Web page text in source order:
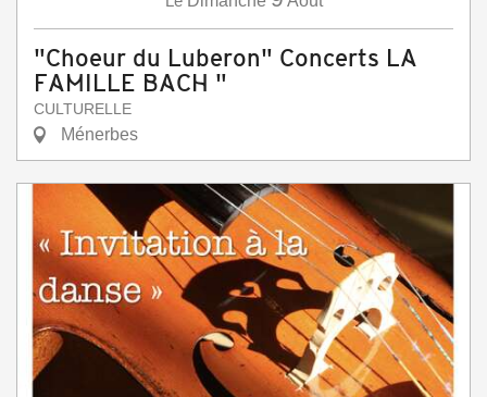
"Choeur du Luberon" Concerts LA
FAMILLE BACH "
CULTURELLE
Ménerbes